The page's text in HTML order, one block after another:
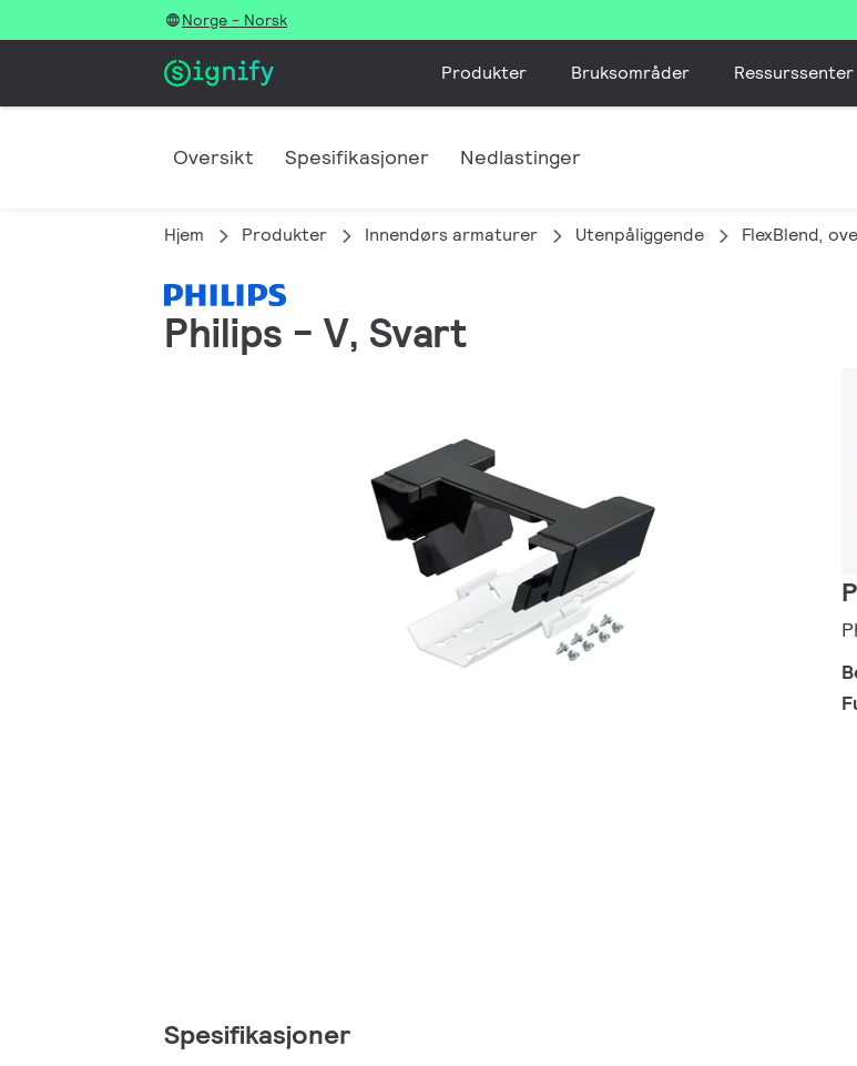
Norge - Norsk
Produkter Bruksområder Ressurssenter
Oversikt Spesifikasjoner Nedlastinger
Hjem Produkter Innendørs armaturer Utenpåliggende FlexBlend,
Philips - V, Svart
Spesifikasjoner